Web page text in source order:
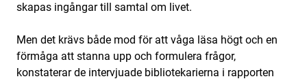
skapas ingångar till samtal om livet.
Men det krävs både mod för att våga läsa högt och en
förmåga att stanna upp och formulera frågor,
konstaterar de intervjuade bibliotekarierna i rapporten